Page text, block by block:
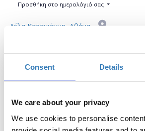
Consent Details
We care about your privacy
We use cookies to personalise
Προσθήκη στο ημερολόγιό σας
Λέλα Καραγιάννη, Αθήνα